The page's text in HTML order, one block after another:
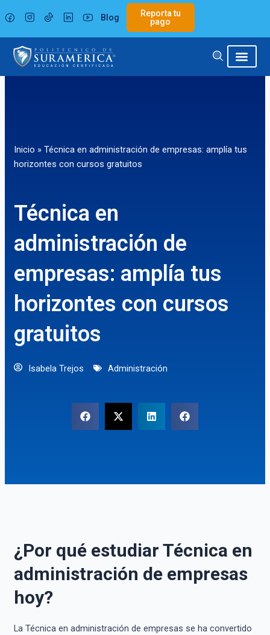
al
contenido
Blog
Reporta tu
pago
Inicio » Técnica en administración de empresas: amplía tus
horizontes con cursos gratuitos
Técnica en
administración de
empresas: amplía tus
horizontes con cursos
gratuitos
Isabela Trejos Administración
¿Por qué estudiar Técnica en
administración de empresas
hoy?
La Técnica en administración de empresas se ha convertido